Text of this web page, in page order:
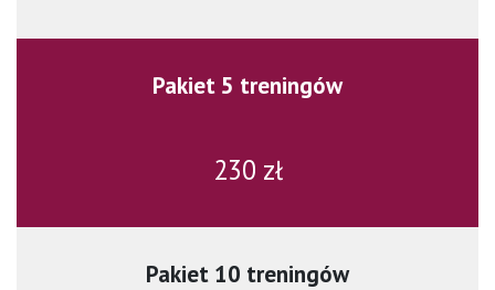
Pakiet 5 treningów
230 zł
Pakiet 10 treningów